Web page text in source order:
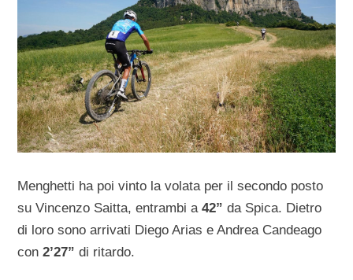
Menghetti ha poi vinto la volata per il secondo posto
su Vincenzo Saitta, entrambi a42”da Spica. Dietro
di loro sono arrivati Diego Arias e Andrea Candeago
con2’27”di ritardo.